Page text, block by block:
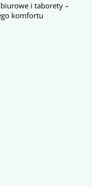
i taborety –
komfortu